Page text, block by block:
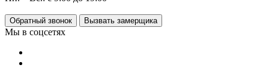
Обратный звонок Вызвать замерщика
Мы в соцсетях